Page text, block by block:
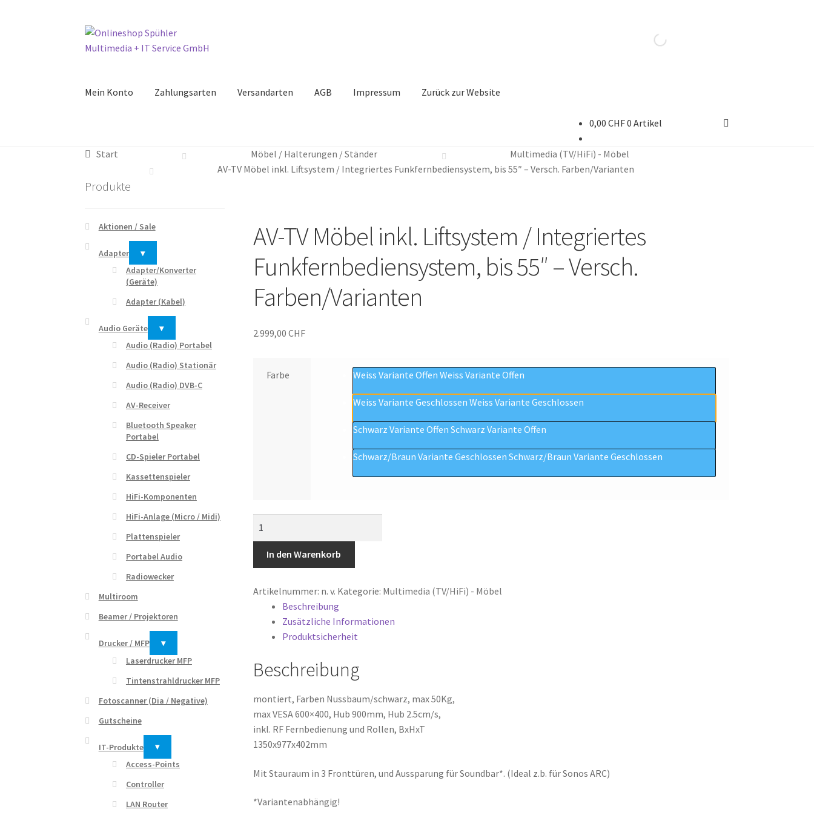
Zur
Navigation
Zum
Inhalt
Mein Konto Zahlungsarten Versandarten AGB Impressum Zurück zur Website
0,00 CHF0 Artikel
Start Möbel / Halterungen / Ständer
Multimedia (TV/HiFi) - Möbel
AV-TV Möbel inkl. Liftsystem / Integriertes Funkfernbediensystem, bis 55″ – Versch. Farben/Varianten
AV-TV Möbel inkl. Liftsystem / Integriertes
Funkfernbediensystem, bis 55″ – Versch.
Farben/Varianten
2.999,00 CHF
Farbe Weiss Variante Offen Weiss Variante Offen
Weiss Variante Geschlossen Weiss Variante Geschlossen
Schwarz Variante Offen Schwarz Variante Offen
Schwarz/Braun Variante Geschlossen Schwarz/Braun Variante Geschlossen
Möbel
inkl.
/
Integriertes
Funkfernbediensystem,
-
Farben/Varianten
Menge
In den Warenkorb
Artikelnummer: n. v. Kategorie: Multimedia (TV/HiFi) - Möbel
Beschreibung
Zusätzliche Informationen
Produktsicherheit
Beschreibung
montiert, Farben Nussbaum/schwarz, max 50Kg,
max VESA 600×400, Hub 900mm, Hub 2.5cm/s,
inkl. RF Fernbedienung und Rollen, BxHxT
1350x977x402mm
Mit Stauraum in 3 Fronttüren, und Aussparung für Soundbar*. (Ideal z.b. für Sonos ARC)
*Variantenabhängig!
Produkte
Aktionen / Sale
Adapter
▾
Adapter/Konverter
(Geräte)
Adapter (Kabel)
Audio Geräte
▾
Audio (Radio) Portabel
Audio (Radio) Stationär
Audio (Radio) DVB-C
AV-Receiver
Bluetooth Speaker
Portabel
CD-Spieler Portabel
Kassettenspieler
HiFi-Komponenten
HiFi-Anlage (Micro / Midi)
Plattenspieler
Portabel Audio
Radiowecker
Multiroom
Beamer / Projektoren
Drucker / MFP
▾
Laserdrucker MFP
Tintenstrahldrucker MFP
Fotoscanner (Dia / Negative)
Gutscheine
IT-Produkte
▾
Access-Points
Controller
LAN Router